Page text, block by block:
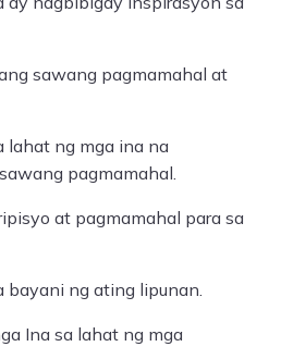
sawang pagmamahal at
lahat ng mga ina na
pagmamahal.
at pagmamahal para sa
bayani ng ating lipunan.
Ina sa lahat ng mga